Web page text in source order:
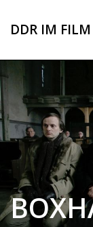
zum
DDR IM FILM